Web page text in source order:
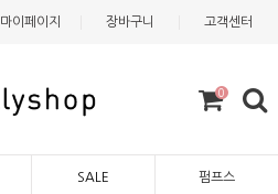
마이페이지 장바구니 고객센터
0
SALE 펌프스